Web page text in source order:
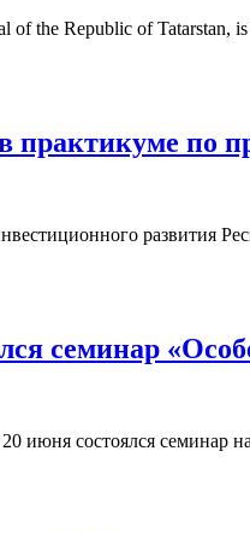
of the Republic of Tatarstan,
практикуме по
развития
семинар
июня состоялся семинар